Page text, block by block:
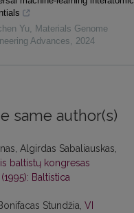
Yu
Materials Genome
Advances
2024
same author(s)
Algirdas Sabaliauskas,
baltistų kongresas
Baltistica
Stundžia, VI